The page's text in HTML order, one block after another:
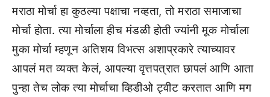
मराठा मोर्चा हा कुठल्या पक्षाचा नव्हता, तो मराठा समाजाचा
मोर्चा होता. त्या मोर्चाला हीच मंडळी होती ज्यांनी मूक मोर्चाला
मुका मोर्चा म्हणून अतिशय विभत्स अशाप्रकारे त्याच्यावर
आपलं मत व्यक्त केलं, आपल्या वृत्तपत्रात छापलं आणि आता
पुन्हा तेच लोक त्या मोर्चाचा व्हिडीओ ट्वीट करतात आणि मग